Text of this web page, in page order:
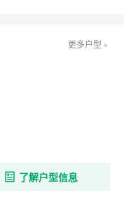
更多户型﹥
了解户型信息